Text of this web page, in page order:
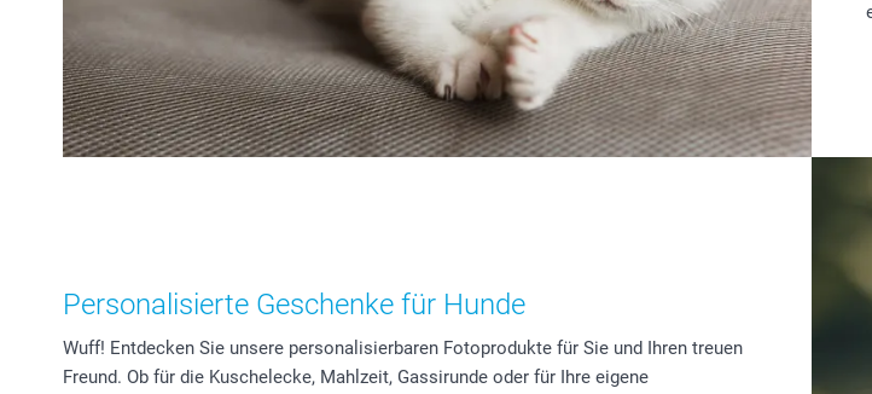
Personalisierte Geschenke für Hunde
Wuff! Entdecken Sie unsere personalisierbaren Fotoprodukte für Sie und Ihren treuen
Freund. Ob für die Kuschelecke, Mahlzeit, Gassirunde oder für Ihre eigene